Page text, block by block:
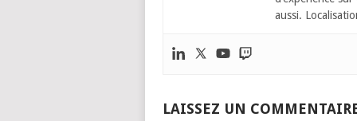
aussi.
LAISSEZ UN